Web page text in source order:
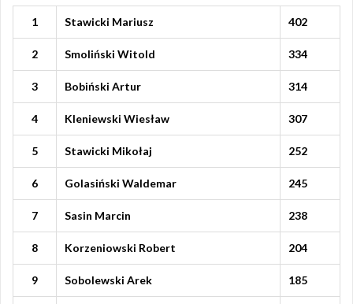
1 Stawicki Mariusz 402
2 Smoliński Witold 334
3 Bobiński Artur 314
4 Kleniewski Wiesław 307
5 Stawicki Mikołaj 252
6 Golasiński Waldemar 245
7 Sasin Marcin 238
8 Korzeniowski Robert 204
9 Sobolewski Arek 185